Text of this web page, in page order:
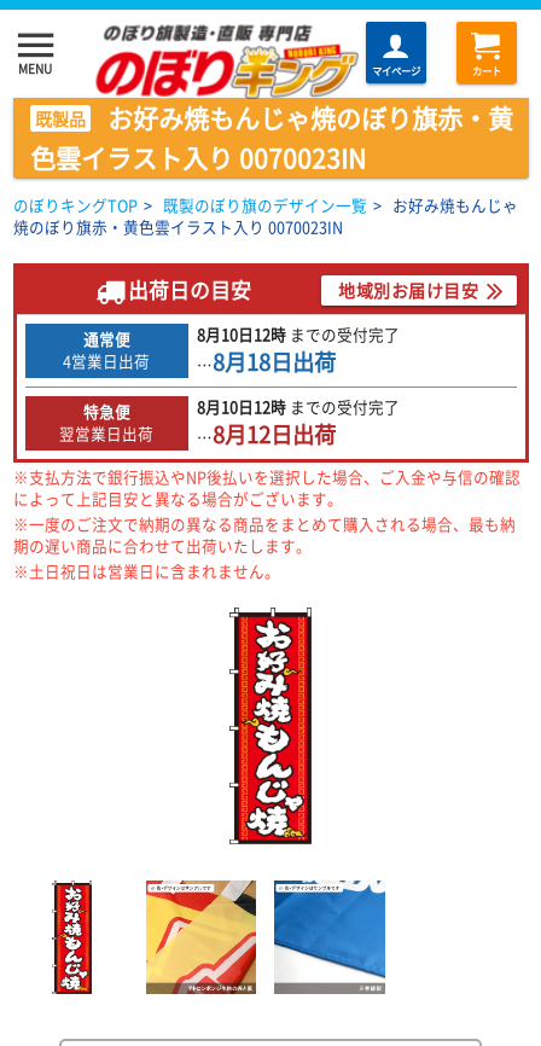
menu
MENU マイページ カート
既製品
お好み焼もんじゃ焼のぼり旗赤・黄
色雲イラスト入り 0070023IN
のぼりキングTOP > 既製のぼり旗のデザイン一覧 > お好み焼もんじゃ
焼のぼり旗赤・黄色雲イラスト入り 0070023IN
出荷日の目安 地域別お届け目安
通常便
4営業日出荷
8月10日12時 までの受付完了
…8月18日出荷
特急便
翌営業日出荷
8月10日12時 までの受付完了
…8月12日出荷
※支払方法で銀行振込やNP後払いを選択した場合、ご入金や与信の確認
によって上記目安と異なる場合がございます。
※一度のご注文で納期の異なる商品をまとめて購入される場合、最も納
期の遅い商品に合わせて出荷いたします。
※土日祝日は営業日に含まれません。